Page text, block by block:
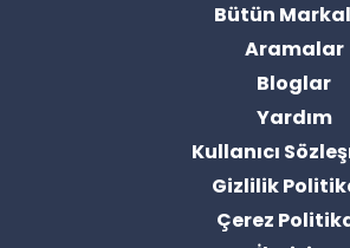
Bütün
Aramalar
Bloglar
Yardım
Kullanıcı
Gizlilik
Çerez